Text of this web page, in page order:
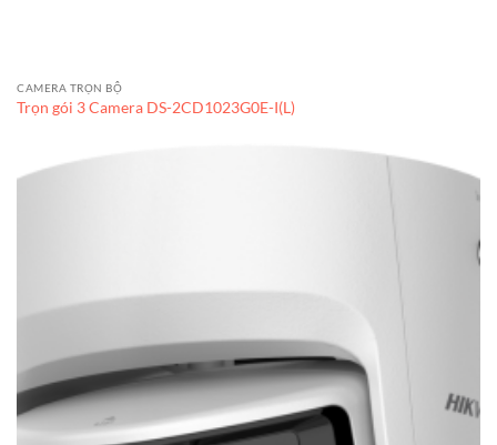
CAMERA TRỌN BỘ
Trọn gói 3 Camera DS-2CD1023G0E-I(L)